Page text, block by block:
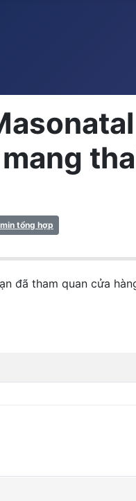
tổng hợp
đã tham quan cửa